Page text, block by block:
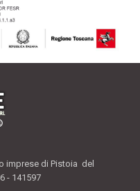
imprese di Pistoia del
- 141597